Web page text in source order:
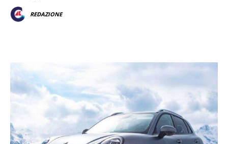
REDAZIONE